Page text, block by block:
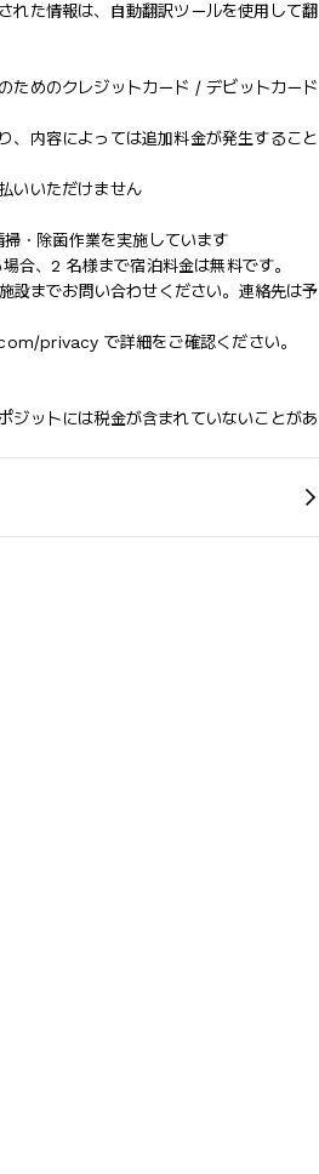
れた情報は、自動翻訳ツールを使用して翻
ためのクレジットカード / デビットカード
、内容によっては追加料金が発生すること
いいただけません
・除菌作業を実施しています
合、2 名様まで宿泊料金は無料です。
設までお問い合わせください。連絡先は予
privacy で詳細をご確認ください。
ジットには税金が含まれていないことがあ